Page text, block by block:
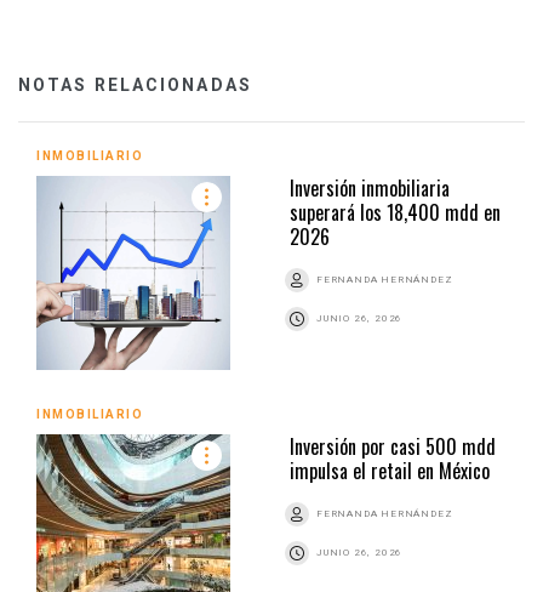
NOTAS RELACIONADAS
INMOBILIARIO
Inversión inmobiliaria
superará los 18,400 mdd en
2026
FERNANDA HERNÁNDEZ
JUNIO 26, 2026
INMOBILIARIO
Inversión por casi 500 mdd
impulsa el retail en México
FERNANDA HERNÁNDEZ
JUNIO 26, 2026